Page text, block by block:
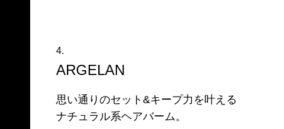
4.
ARGELAN
思い通りのセット&キープ力を叶える
ナチュラル系ヘアバーム。